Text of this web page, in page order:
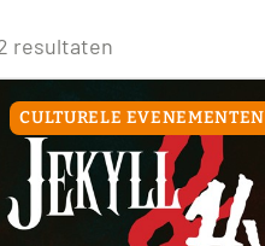
resultaten
CULTURELE EVENEMENTEN